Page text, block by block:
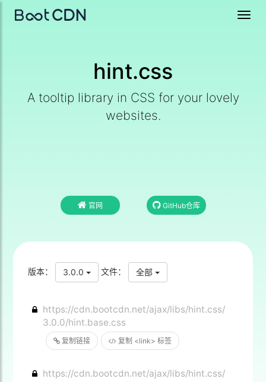
hint.css
A tooltip library in CSS for your lovely
websites.
官网 GitHub仓库
版本： 3.0.0 文件： 全部
复制链接 复制 <link> 标签
https://cdn.bootcdn.net/ajax/libs/hint.css/
3.0.0/hint.base.css
https://cdn.bootcdn.net/ajax/libs/hint.css/